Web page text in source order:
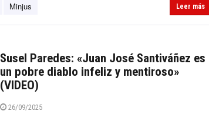
Minjus Leer más
Susel Paredes: «Juan José Santiváñez es
un pobre diablo infeliz y mentiroso»
(VIDEO)
26/09/2025